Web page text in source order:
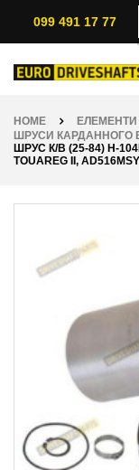
099 491 17 77
HOME
ШРУСИ КАРДАННОГО
ШРУС К/В (25-84) H-
TOUAREG II,